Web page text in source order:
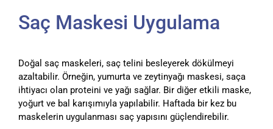
Saç Maskesi Uygulama
Doğal saç maskeleri, saç telini besleyerek dökülmeyi
azaltabilir. Örneğin, yumurta ve zeytinyağı maskesi, saça
ihtiyacı olan proteini ve yağı sağlar. Bir diğer etkili maske,
yoğurt ve bal karışımıyla yapılabilir. Haftada bir kez bu
maskelerin uygulanması saç yapısını güçlendirebilir.